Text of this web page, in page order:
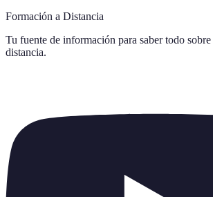
Formación a Distancia
Tu fuente de información para saber todo sobre
distancia.